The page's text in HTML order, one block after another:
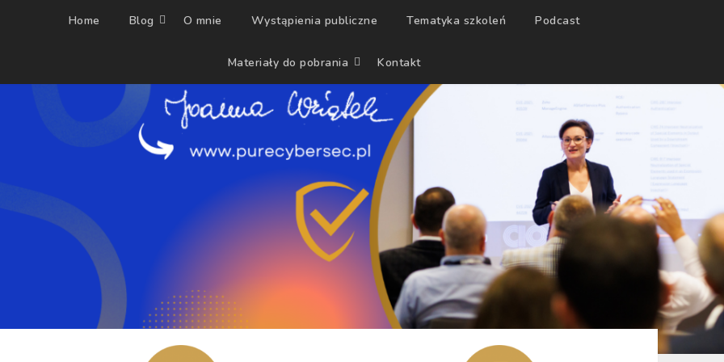
Home Blog O mnie Wystąpienia publiczne Tematyka szkoleń Podcast
Materiały do pobrania Kontakt